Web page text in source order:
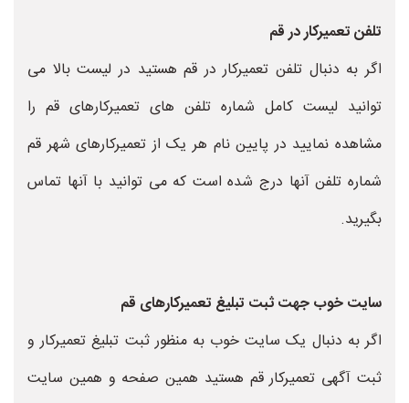
تلفن تعمیرکار در قم
اگر به دنبال تلفن تعمیرکار در قم هستید در لیست بالا می
توانید لیست کامل شماره تلفن های تعمیرکارهای قم را
مشاهده نمایید در پایین نام هر یک از تعمیرکارهای شهر قم
شماره تلفن آنها درج شده است که می توانید با آنها تماس
بگیرید.
سایت خوب جهت ثبت تبلیغ تعمیرکارهای قم
اگر به دنبال یک سایت خوب به منظور ثبت تبلیغ تعمیرکار و
ثبت آگهی تعمیرکار قم هستید همین صفحه و همین سایت